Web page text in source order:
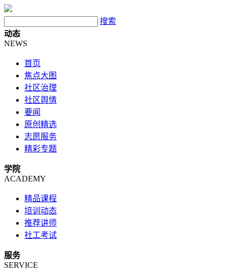
搜索
动态
NEWS
首页
焦点大图
社区治理
社区舆情
要闻
原创精选
志愿服务
精彩专题
学院
ACADEMY
精品课程
培训动态
推荐讲师
社工考试
服务
SERVICE